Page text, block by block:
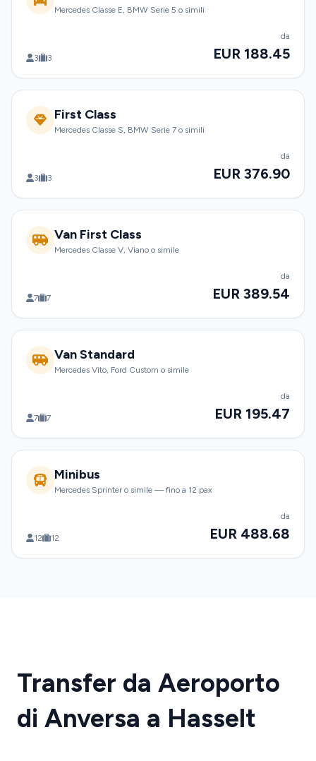
Mercedes Classe E, BMW Serie 5 o simili
3 3
da
EUR 188.45
First Class
Mercedes Classe S, BMW Serie 7 o simili
3 3
da
EUR 376.90
Van First Class
Mercedes Classe V, Viano o simile
7 7
da
EUR 389.54
Van Standard
Mercedes Vito, Ford Custom o simile
7 7
da
EUR 195.47
Minibus
Mercedes Sprinter o simile — fino a 12 pax
12 12
da
EUR 488.68
Transfer da Aeroporto
di Anversa a Hasselt